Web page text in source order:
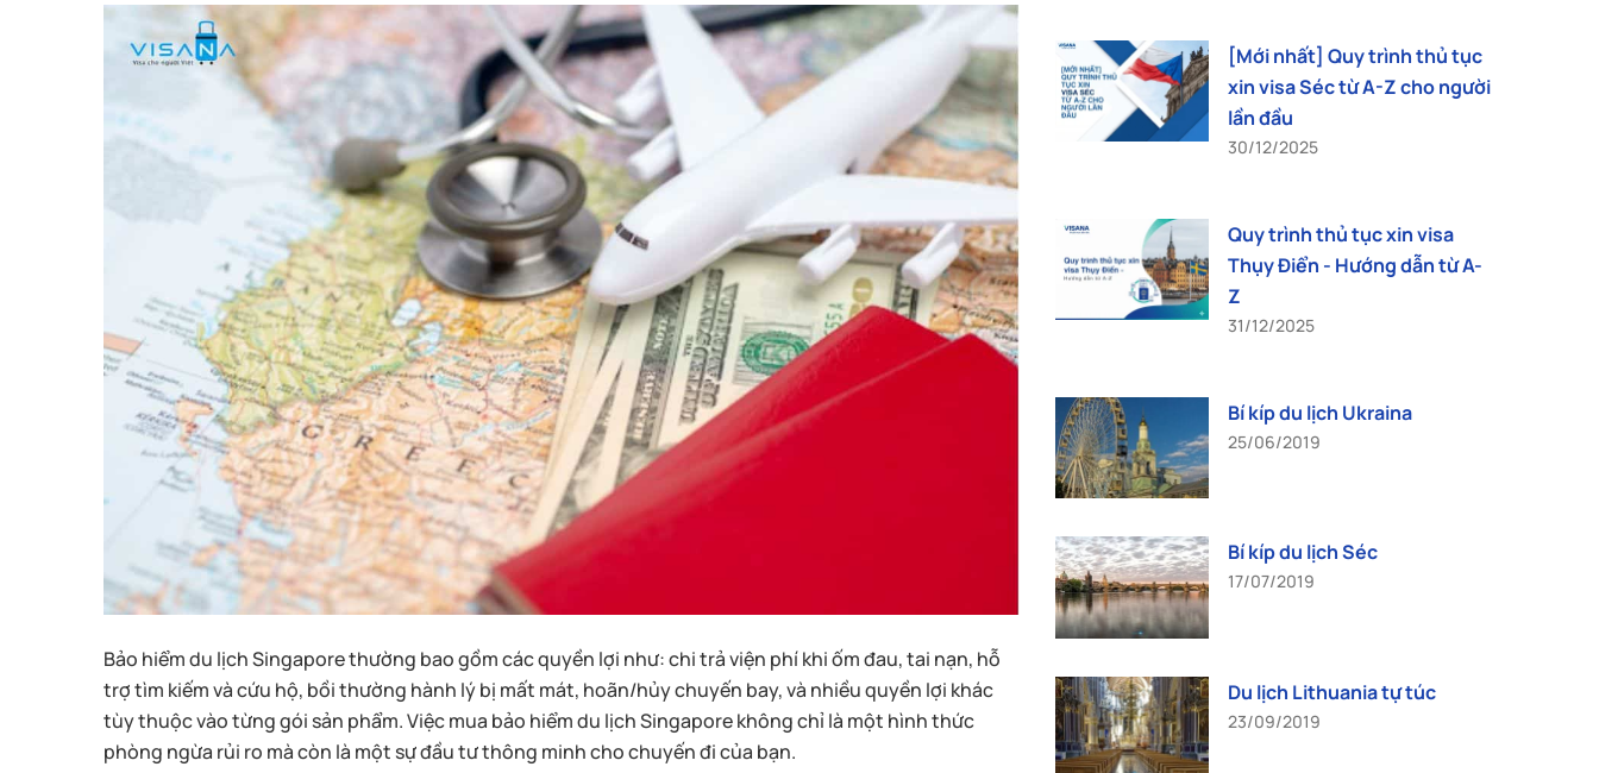
Bảo hiểm du lịch Singapore thường bao gồm các quyền lợi như: chi trả viện phí khi ốm đau, tai nạn, hỗ
trợ tìm kiếm và cứu hộ, bồi thường hành lý bị mất mát, hoãn/hủy chuyến bay, và nhiều quyền lợi khác
tùy thuộc vào từng gói sản phẩm. Việc mua bảo hiểm du lịch Singapore không chỉ là một hình thức
phòng ngừa rủi ro mà còn là một sự đầu tư thông minh cho chuyến đi của bạn.
[Mới nhất] Quy trình thủ tục
xin visa Séc từ A-Z cho người
lần đầu
30/12/2025
Quy trình thủ tục xin visa
Thụy Điển - Hướng dẫn từ A-
Z
31/12/2025
Bí kíp du lịch Ukraina
25/06/2019
Bí kíp du lịch Séc
17/07/2019
Du lịch Lithuania tự túc
23/09/2019